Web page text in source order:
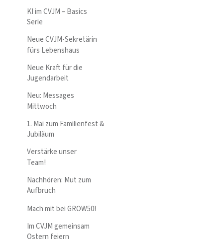
KI im CVJM – Basics
Serie
Neue CVJM-Sekretärin
fürs Lebenshaus
Neue Kraft für die
Jugendarbeit
Neu: Messages
Mittwoch
1. Mai zum Familienfest &
Jubiläum
Verstärke unser
Team!
Nachhören: Mut zum
Aufbruch
Mach mit bei GROW50!
Im CVJM gemeinsam
Ostern feiern